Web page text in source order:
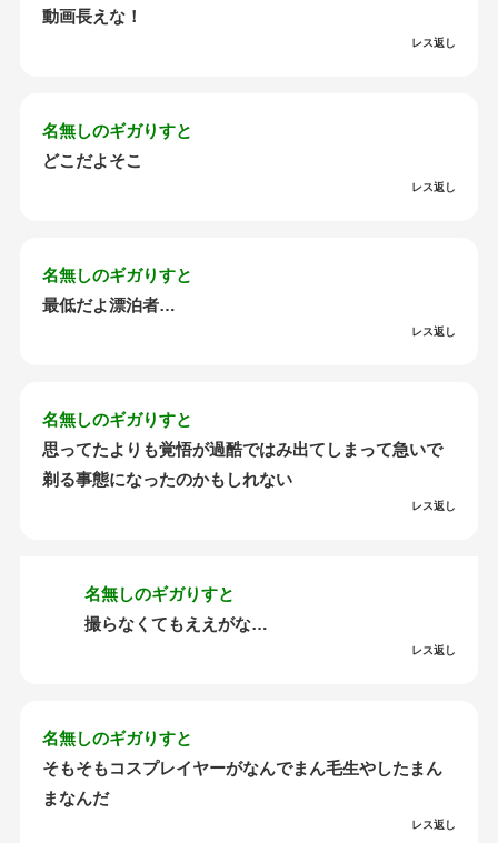
動画長えな！
レス返し
名無しのギガりすと
どこだよそこ
レス返し
名無しのギガりすと
最低だよ漂泊者…
レス返し
名無しのギガりすと
思ってたよりも覚悟が過酷ではみ出てしまって急いで
剃る事態になったのかもしれない
レス返し
名無しのギガりすと
撮らなくてもええがな…
レス返し
名無しのギガりすと
そもそもコスプレイヤーがなんでまん毛生やしたまん
まなんだ
レス返し